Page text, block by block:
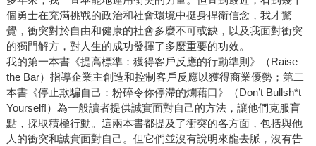
個勇士在充滿挑戰的政治和社會環境中挺身捍衛信念，我才驚
覺，衝突對於自由和健康的社會多麼不可或缺，以及我面對衝突
的獨門解方，對人生的成功發揮了多麼重要的功效。
我的第一本書《提高標準：獲得客戶反應的行動準則》（Raise
the Bar）指導企業主創造和控制客戶反應以獲得商業優勢；第二
本書《停止欺騙自己：粉碎令你停滯的爛藉口》（Don’t Bullsh*t
Yourself!）為一般讀者提供誠實面對自己的方法，讓他們克服盲
點，採取積極行動。這兩本書都提及了衝突的各方面，包括與他
人的衝突和誠實面對自己。但它們並沒有說明來龍去脈，沒有告